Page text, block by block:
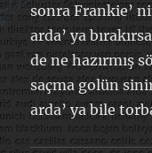
sonra Frankie’
arda’ ya
de ne hazırmış
saçma golün
arda’ ya bile